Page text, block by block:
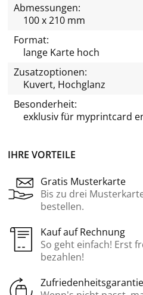
IHRE VORTEILE
Gratis Musterkarte
Bis zu drei
bestellen.
Kauf auf Rechnung
So geht einfach! Erst
bezahlen!
Zufriedenheitsgarantie
Abmessungen:
100 x 210 mm
Format:
lange Karte hoch
Zusatzoptionen:
Kuvert, Hochglanz
Besonderheit:
exklusiv für myprintcard